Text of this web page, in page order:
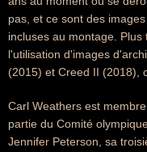
pas, et ce sont des
incluses au montage.
l'utilisation d'images
(2015) et Creed II (2018),
Carl Weathers est
partie du Comité
Jennifer Peterson, sa